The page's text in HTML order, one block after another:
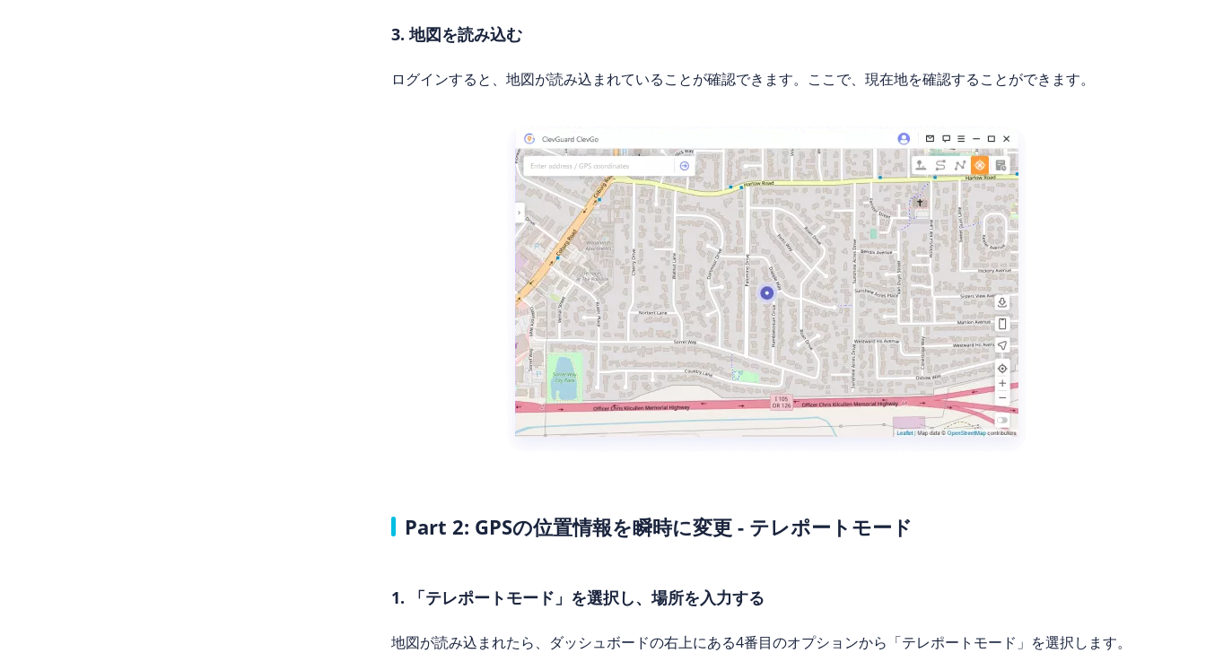
3. 地図を読み込む
ログインすると、地図が読み込まれていることが確認できます。ここで、現在地を確認することができます。
Part 2: GPSの位置情報を瞬時に変更 - テレポートモード
1. 「テレポートモード」を選択し、場所を入力する
地図が読み込まれたら、ダッシュボードの右上にある4番目のオプションから「テレポートモード」を選択します。